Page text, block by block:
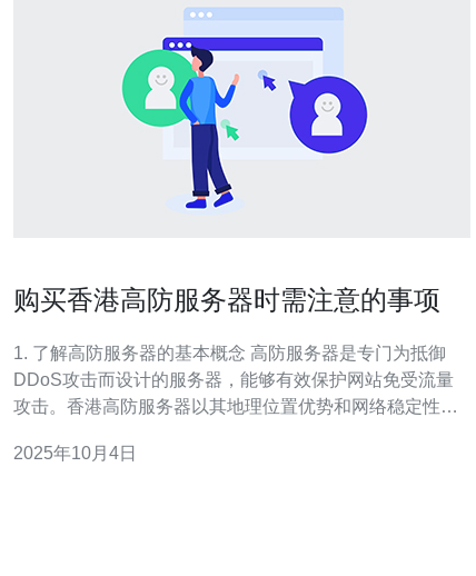
购买香港高防服务器时需注意的事项
1. 了解高防服务器的基本概念 高防服务器是专门为抵御
DDoS攻击而设计的服务器，能够有效保护网站免受流量
攻击。香港高防服务器以其地理位置优势和网络稳定性，
的硬件配置，以确保在攻击期间仍能保持服务的可用性。
2025年10月4日